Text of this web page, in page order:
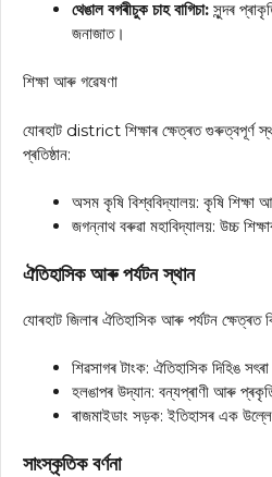
থেঙাল বগৰীচুক চাহ বাগিচা: সুন্দৰ
জনাজাত।
শিক্ষা আৰু গৱেষণা
যোৰহাট district শিক্ষাৰ ক্ষেত্ৰত গুৰুত্বপূৰ্ণ
প্ৰতিষ্ঠান:
অসম কৃষি বিশ্ববিদ্যালয়: কৃষি শিক্ষা
জগন্নাথ বৰুৱা মহাবিদ্যালয়: উচ্চ
ঐতিহাসিক আৰু পৰ্যটন স্থান
যোৰহাট জিলাৰ ঐতিহাসিক আৰু পৰ্যটন
শিৱসাগৰ টাংক: ঐতিহাসিক দিহিঙ
হলঙাপৰ উদ্যান: বন্যপ্ৰাণী আৰু
ৰাজমাইডাং সড়ক: ইতিহাসৰ এক
সাংস্কৃতিক বৰ্ণনা